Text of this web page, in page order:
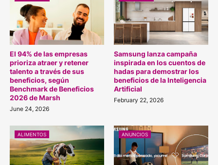
El 94% de las empresas
prioriza atraer y retener
talento a través de sus
beneficios, según
Benchmark de Beneficios
2026 de Marsh
June 24, 2026
Samsung lanza campaña
inspirada en los cuentos de
hadas para demostrar los
beneficios de la Inteligencia
Artificial
February 22, 2026
ALIMENTOS ANUNCIOS